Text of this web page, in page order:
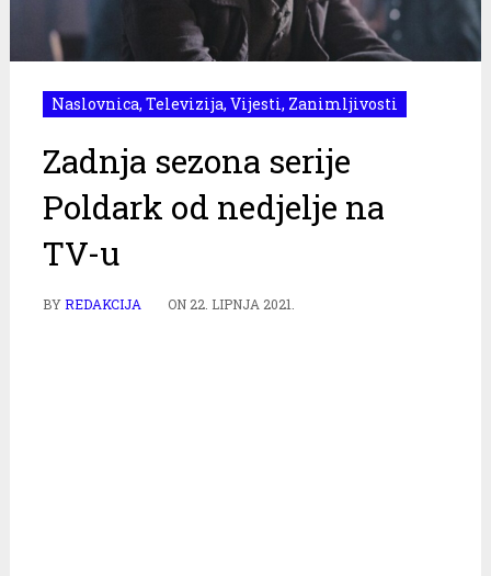
Naslovnica, Televizija, Vijesti, Zanimljivosti
Zadnja sezona serije
Poldark od nedjelje na
TV-u
BYREDAKCIJA ON 22. LIPNJA 2021.